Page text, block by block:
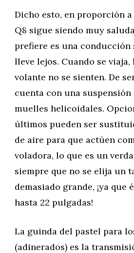
Dicho esto, en proporción
Q8 sigue siendo muy
prefiere es una conducción
lleve lejos. Cuando se viaja,
volante no se sienten. De
cuenta con una
muelles helicoidales.
últimos pueden ser
de aire para que actúen
voladora, lo que es un
siempre que no se elija un
demasiado grande, ¡ya que
hasta 22 pulgadas!
La guinda del pastel para
(adinerados) es la